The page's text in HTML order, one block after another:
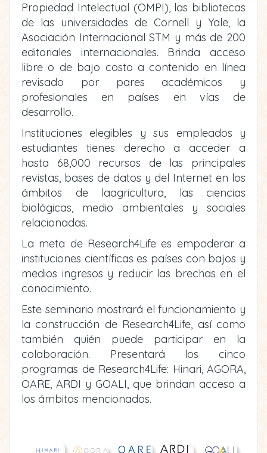
Propiedad Intelectual (OMPI), las bibliotecas
de las universidades de Cornell y Yale, la
Asociación Internacional STM y más de 200
editoriales internacionales. Brinda acceso
libre o de bajo costo a contenido en línea
revisado por pares académicos y
profesionales en países en vías de
desarrollo.
Instituciones elegibles y sus empleados y
estudiantes tienes derecho a acceder a
hasta 68,000 recursos de las principales
revistas, bases de datos y del Internet en los
ámbitos de laagricultura, las ciencias
biológicas, medio ambientales y sociales
relacionadas.
La meta de Research4Life es empoderar a
instituciones científicas es países con bajos y
medios ingresos y reducir las brechas en el
conocimiento.
Este seminario mostrará el funcionamiento y
la construcción de Research4Life, así como
también quién puede participar en la
colaboración. Presentará los cinco
programas de Research4Life: Hinari, AGORA,
OARE, ARDI y GOALI, que brindan acceso a
los ámbitos mencionados.